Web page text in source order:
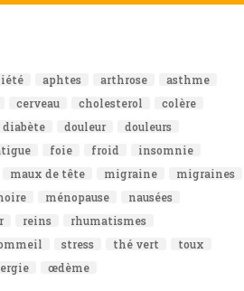
aphtes arthrose
asthme
cerveau cholesterol
colère
diabète douleur
douleurs
foie froid
insomnie
maux de tête migraine
migraines
ménopause
nausées
reins
rhumatismes
stress thé vert
toux
œdème